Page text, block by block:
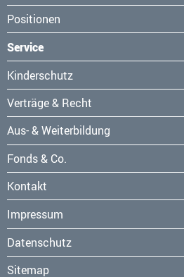
Positionen
Service
Navigation
überspringen
Kinderschutz
Verträge & Recht
Aus- & Weiterbildung
Fonds & Co.
Kontakt
Navigation
überspringen
Impressum
Datenschutz
Sitemap